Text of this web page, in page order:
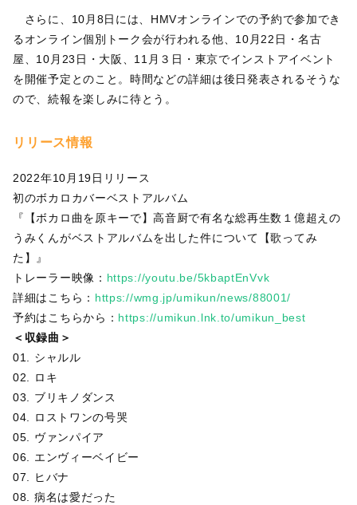
さらに、10月8日には、HMVオンラインでの予約で参加でき
るオンライン個別トーク会が行われる他、10月22日・名古
屋、10月23日・大阪、11月３日・東京でインストアイベント
を開催予定とのこと。時間などの詳細は後日発表されるそうな
ので、続報を楽しみに待とう。
リリース情報
2022年10月19日リリース
初のボカロカバーベストアルバム
『【ボカロ曲を原キーで】高音厨で有名な総再生数１億超えの
うみくんがベストアルバムを出した件について【歌ってみ
た】』
トレーラー映像： https://youtu.be/5kbaptEnVvk
詳細はこちら： https://wmg.jp/umikun/news/88001/
予約はこちらから： https://umikun.lnk.to/umikun_best
＜収録曲＞
01. シャルル
02. ロキ
03. ブリキノダンス
04. ロストワンの号哭
05. ヴァンパイア
06. エンヴィーベイビー
07. ヒバナ
08. 病名は愛だった